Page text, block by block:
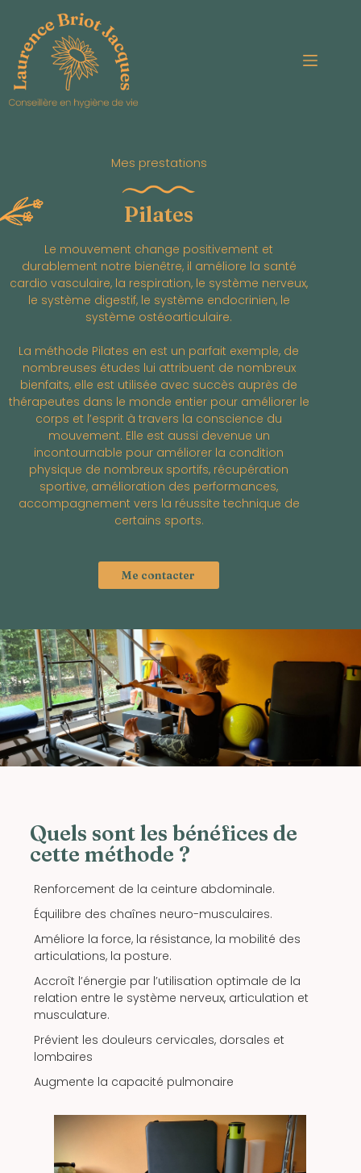
Mes prestations
Pilates
Le mouvement change positivement et
durablement notre bienêtre, il améliore la santé
cardio vasculaire, la respiration, le système nerveux,
le système digestif, le système endocrinien, le
système ostéoarticulaire.
La méthode Pilates en est un parfait exemple, de
nombreuses études lui attribuent de nombreux
bienfaits, elle est utilisée avec succès auprès de
thérapeutes dans le monde entier pour améliorer le
corps et l’esprit à travers la conscience du
mouvement. Elle est aussi devenue un
incontournable pour améliorer la condition
physique de nombreux sportifs, récupération
sportive, amélioration des performances,
accompagnement vers la réussite technique de
certains sports.
Me contacter
Quels sont les bénéfices de
cette méthode ?
Renforcement de la ceinture abdominale.
Équilibre des chaînes neuro-musculaires.
Améliore la force, la résistance, la mobilité des
articulations, la posture.
Accroît l’énergie par l’utilisation optimale de la
relation entre le système nerveux, articulation et
musculature.
Prévient les douleurs cervicales, dorsales et
lombaires
Augmente la capacité pulmonaire